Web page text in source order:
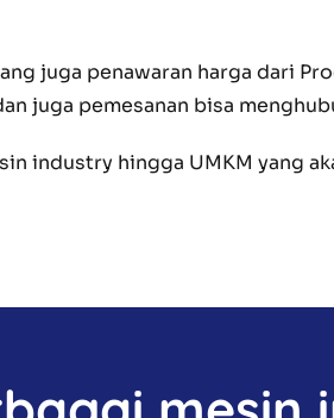
juga penawaran harga dari
juga pemesanan bisa
industry hingga UMKM yang